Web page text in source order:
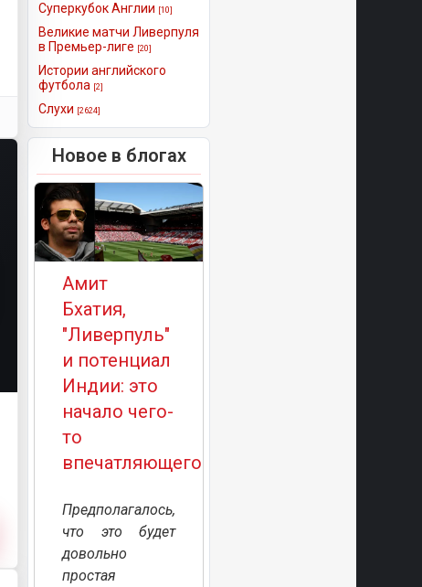
Суперкубок Англии [10]
Великие матчи Ливерпуля
в Премьер-лиге [20]
Истории английского
футбола [2]
Слухи [2624]
Новое в блогах
Амит
Бхатия,
"Ливерпуль"
и потенциал
Индии: это
начало чего-
то
впечатляющего?
Предполагалось,
что это будет
довольно
простая